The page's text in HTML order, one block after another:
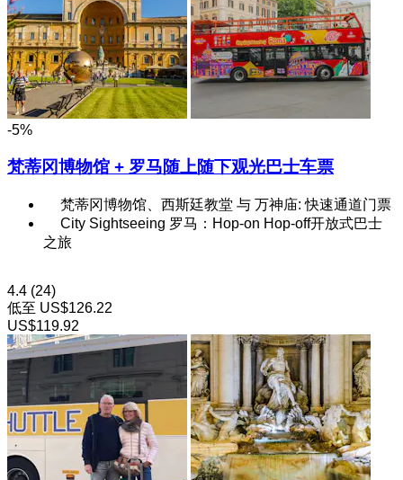
-5%
梵蒂冈博物馆 + 罗马随上随下观光巴士车票
梵蒂冈博物馆、西斯廷教堂 与 万神庙: 快速通道门票
City Sightseeing 罗马：Hop-on Hop-off开放式巴士
之旅
4.4 (24)
低至 US$126.22
US$119.92